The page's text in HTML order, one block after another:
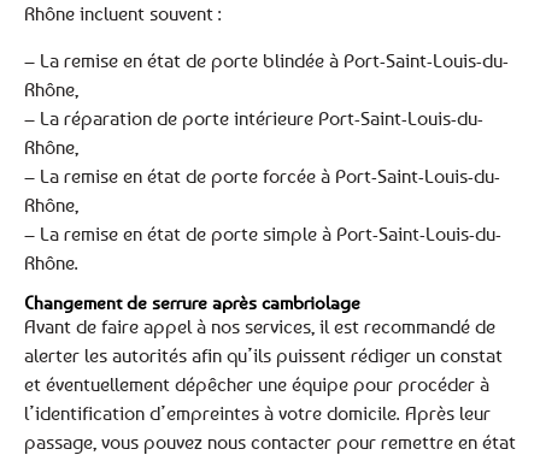
Rhône incluent souvent :
– La remise en état de porte blindée à Port-Saint-Louis-du-
Rhône,
– La réparation de porte intérieure Port-Saint-Louis-du-
Rhône,
– La remise en état de porte forcée à Port-Saint-Louis-du-
Rhône,
– La remise en état de porte simple à Port-Saint-Louis-du-
Rhône.
Changement de serrure après cambriolage
Avant de faire appel à nos services, il est recommandé de
alerter les autorités afin qu’ils puissent rédiger un constat
et éventuellement dépêcher une équipe pour procéder à
l’identification d’empreintes à votre domicile. Après leur
passage, vous pouvez nous contacter pour remettre en état